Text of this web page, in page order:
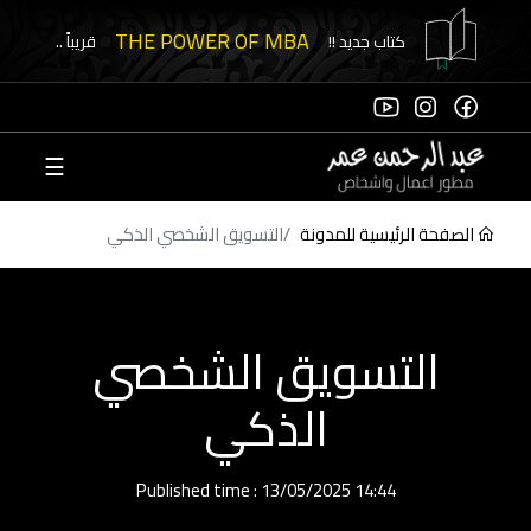
كتاب جديد !! THE POWER OF MBA قريباً ..
الدخول
☰
الصفحة الرئيسية للمدونة التسويق الشخصي الذكي
التسويق الشخصي
الذكي
Published time : 13/05/2025 14:44